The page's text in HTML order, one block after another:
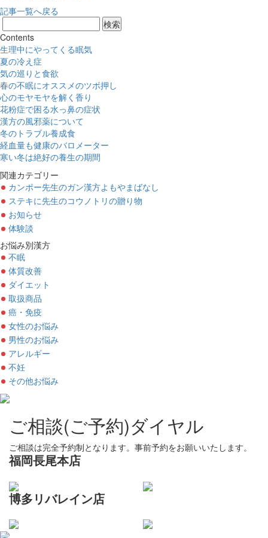
記事一覧へ戻る
Contents
生理中にやってくる眠気
夏の冷え症
気の巡りと食欲
春の不眠にオススメのツボ押し
心のモヤモヤを解く香り
花粉症で困る水っ鼻の症状
漢方の風邪薬について
冬のトラブル養成食
経血量も健康のバロメーター
寒い冬は絶好の養生の期間
関連カテゴリー
カンポー先生のガン漢方よもやまばなし
ステキに先生のコウノトリの贈り物
お知らせ
体験談
お悩み別漢方
不眠
体質改善
ダイエット
取扱商品
癌・免疫
女性のお悩み
男性のお悩み
アレルギー
不妊
その他お悩み
ご相談(ご予約)ダイヤル
ご相談は完全予約制となります。事前予約をお願いいたします。
福岡長尾本店
博多リバレイン店